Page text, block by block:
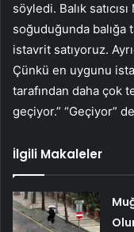
söyledi. Balık
soğuduğunda balığa
istavrit satıyoruz.
Çünkü en uygunu
tarafından daha çok
geçiyor.” “Geçiyor”
İlgili Makaleler